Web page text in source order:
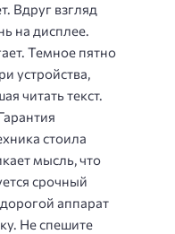
Вдруг взгляд
на дисплее.
Темное пятно
устройства,
читать текст.
стоила
мысль, что
срочный
аппарат
Не спешите